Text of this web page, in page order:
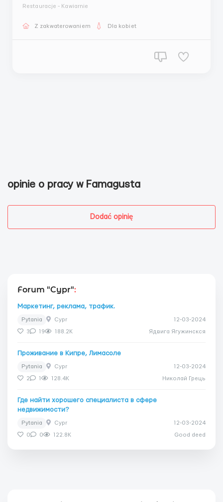
Restauracje - Kawiarnie
Z zakwaterowaniem Dla kobiet
opinie o pracy w Famagusta
Dodać opinię
Forum "Cypr":
Маркетинг, реклама, трафик.
Pytania Cypr 12-03-2024
3 19 188.2K Ядвига Ягужинскся
Проживание в Кипре, Лимасоле
Pytania Cypr 12-03-2024
2 1 128.4K Николай Грець
Где найти хорошего специалиста в сфере
недвижимости?
Pytania Cypr 12-03-2024
0 0 122.8K Good deed